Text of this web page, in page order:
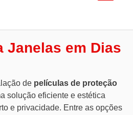
Janelas em Dias
de películas de proteção
solução eficiente e estética
e privacidade. Entre as opções